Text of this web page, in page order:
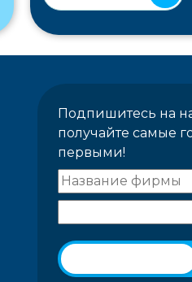
Подпишитесь на
получайте самые
первыми!